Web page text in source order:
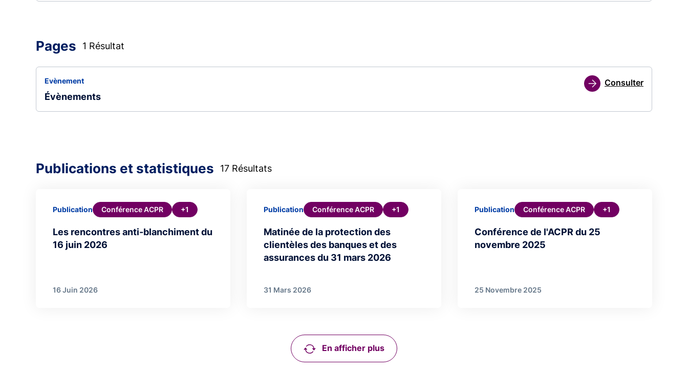
Pages 1 Résultat
Évènements
Evènement Consulter
Publications et statistiques 17 Résultats
Les rencontres anti-blanchiment du
16 juin 2026
Publication Conférence ACPR +1
16 Juin 2026
Matinée de la protection des
clientèles des banques et des
assurances du 31 mars 2026
Publication Conférence ACPR +1
31 Mars 2026
Conférence de l'ACPR du 25
novembre 2025
Publication Conférence ACPR +1
25 Novembre 2025
En afficher plus